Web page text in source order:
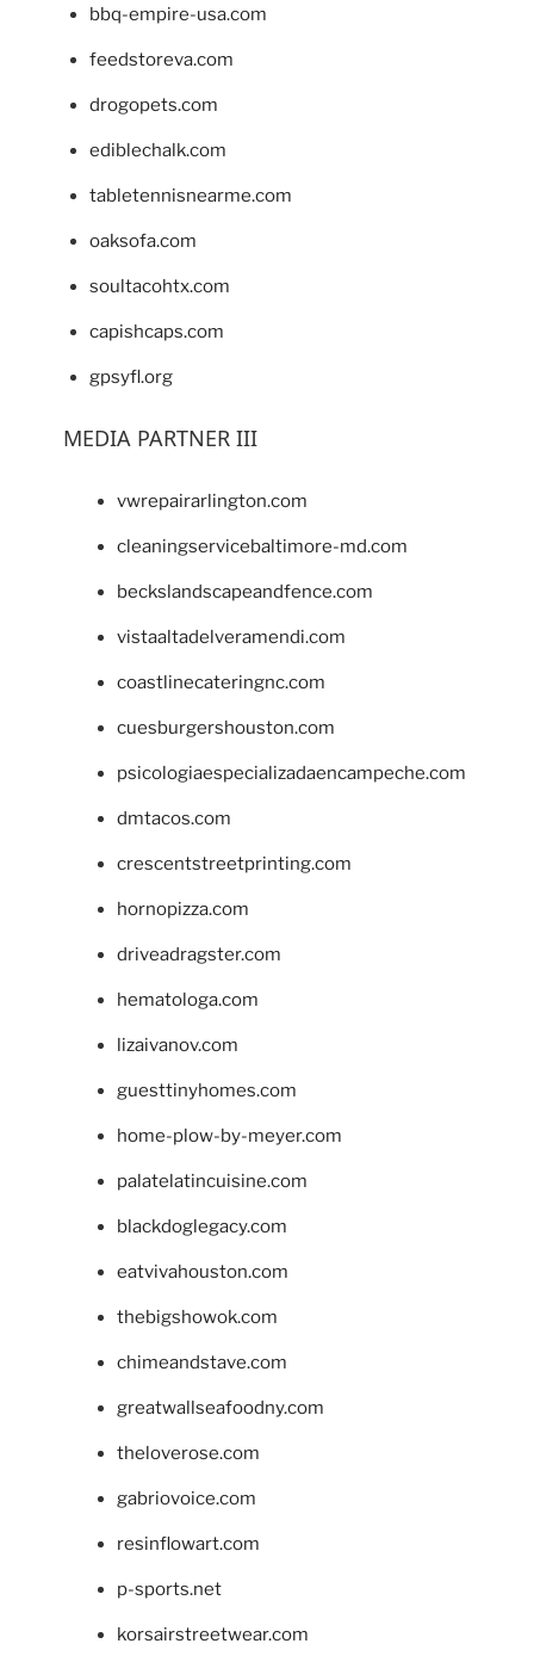
bbq-empire-usa.com
feedstoreva.com
drogopets.com
ediblechalk.com
tabletennisnearme.com
oaksofa.com
soultacohtx.com
capishcaps.com
gpsyfl.org
MEDIA PARTNER III
vwrepairarlington.com
cleaningservicebaltimore-md.com
beckslandscapeandfence.com
vistaaltadelveramendi.com
coastlinecateringnc.com
cuesburgershouston.com
psicologiaespecializadaencampeche.com
dmtacos.com
crescentstreetprinting.com
hornopizza.com
driveadragster.com
hematologa.com
lizaivanov.com
guesttinyhomes.com
home-plow-by-meyer.com
palatelatincuisine.com
blackdoglegacy.com
eatvivahouston.com
thebigshowok.com
chimeandstave.com
greatwallseafoodny.com
theloverose.com
gabriovoice.com
resinflowart.com
p-sports.net
korsairstreetwear.com